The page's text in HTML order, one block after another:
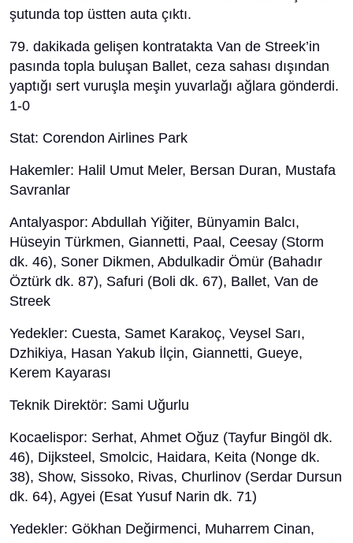
şutunda top üstten auta çıktı.
79. dakikada gelişen kontratakta Van de Streek’in
pasında topla buluşan Ballet, ceza sahası dışından
yaptığı sert vuruşla meşin yuvarlağı ağlara gönderdi.
1-0
Stat: Corendon Airlines Park
Hakemler: Halil Umut Meler, Bersan Duran, Mustafa
Savranlar
Antalyaspor: Abdullah Yiğiter, Bünyamin Balcı,
Hüseyin Türkmen, Giannetti, Paal, Ceesay (Storm
dk. 46), Soner Dikmen, Abdulkadir Ömür (Bahadır
Öztürk dk. 87), Safuri (Boli dk. 67), Ballet, Van de
Streek
Yedekler: Cuesta, Samet Karakoç, Veysel Sarı,
Dzhikiya, Hasan Yakub İlçin, Giannetti, Gueye,
Kerem Kayarası
Teknik Direktör: Sami Uğurlu
Kocaelispor: Serhat, Ahmet Oğuz (Tayfur Bingöl dk.
46), Dijksteel, Smolcic, Haidara, Keita (Nonge dk.
38), Show, Sissoko, Rivas, Churlinov (Serdar Dursun
dk. 64), Agyei (Esat Yusuf Narin dk. 71)
Yedekler: Gökhan Değirmenci, Muharrem Cinan,